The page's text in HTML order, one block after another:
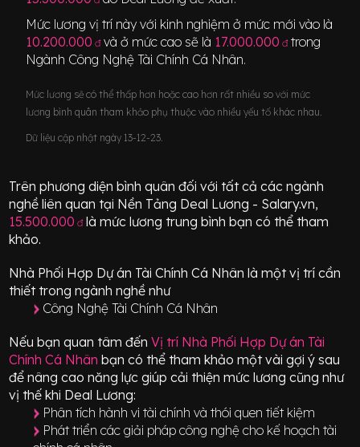
Mức lương vị trí này với kinh nghiệm ở mức mới vào là
10.200.000 đ và ở mức cao sẽ là 17.000.000 đ trong
Ngành Công Nghệ Tài Chính Cá Nhân.
Mức lương sẽ có thể thấp hơn hoặc cao hơn rất nhiều so với mức
lương bình quân tham khảo phụ thuộc vào nhiều yếu tố khác nhau.
Dữ liệu cập nhật ngày 13-12-23.
Trên phương diện bình quân đối với tất cả các ngành
nghề liên quan tại Nền Tảng Deal Lương - Salary.vn,
15.500.000 đlà mức lương trung bình bạn có thể tham
khảo.
Nhà Phối Hợp Dự án Tài Chính Cá Nhân là một vị trícần
thiết trong ngành nghề như
Công Nghệ Tài Chính Cá Nhân
Nếu bạn quan tâm đến Vị trí Nhà Phối Hợp Dự án Tài
Chính Cá Nhân bạn có thể tham khảo một vài gợi ý sau
để nâng cao năng lực giúp cải thiện mức lương cũng như
vị thế khi Deal Lương:
Phân tích hành vi tài chính và thói quen tiết kiệm
Phát triển các giải pháp công nghệ cho kế hoạch tài